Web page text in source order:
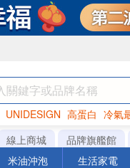
UNIDESIGN 高蛋白 冷氣
罐頭 咖啡 海苔
線上商城 品牌旗艦館
米油沖泡 生活家電